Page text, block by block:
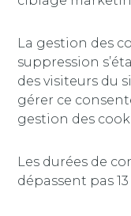
La gestion des
suppression
des visiteurs du
gérer ce
gestion des
Les durées de
dépassent pas 13